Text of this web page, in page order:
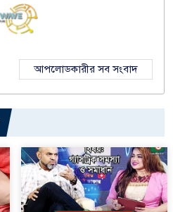
আপলোডকারীর সব সংবাদ